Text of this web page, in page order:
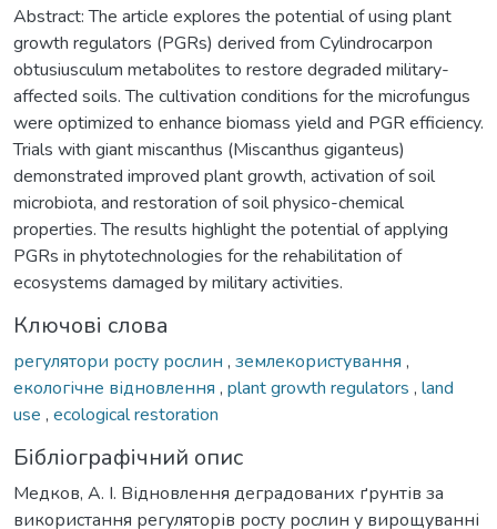
Abstract: The article explores the potential of using plant
growth regulators (PGRs) derived from Cylindrocarpon
obtusiusculum metabolites to restore degraded military-
affected soils. The cultivation conditions for the microfungus
were optimized to enhance biomass yield and PGR efficiency.
Trials with giant miscanthus (Miscanthus giganteus)
demonstrated improved plant growth, activation of soil
microbiota, and restoration of soil physico-chemical
properties. The results highlight the potential of applying
PGRs in phytotechnologies for the rehabilitation of
ecosystems damaged by military activities.
Ключові слова
регулятори росту рослин , землекористування ,
екологічне відновлення , plant growth regulators , land
use , ecological restoration
Бібліографічний опис
Медков, А. І. Відновлення деградованих ґрунтів за
використання регуляторів росту рослин у вирощуванні